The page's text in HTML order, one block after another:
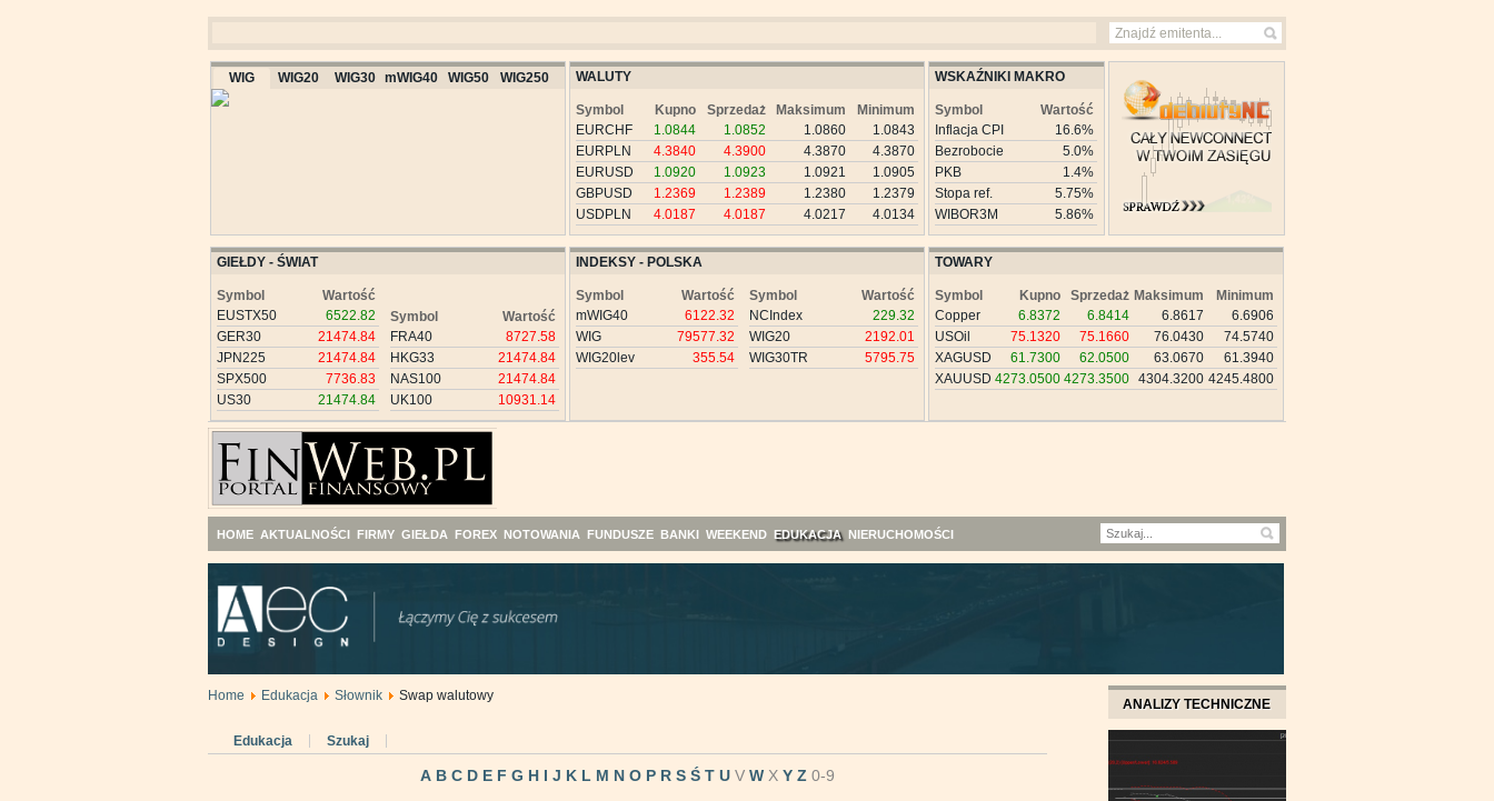
WIG WIG20 WIG30 mWIG40 WIG50 WIG250 WALUTY
Symbol Kupno Sprzedaż Maksimum
Minimum
EURCHF
1.0844 1.0852 1.0860
1.0843
EURPLN
4.3840 4.3900 4.3870
4.3870
EURUSD
1.0920 1.0923 1.0921
1.0905
GBPUSD
1.2369 1.2389 1.2380
1.2379
USDPLN
4.0187 4.0187 4.0217 4.0134
WSKAŹNIKI MAKRO
Symbol
Wartość
Inflacja CPI
16.6%
Bezrobocie
5.0%
PKB
1.4%
Stopa ref.
5.75%
WIBOR3M
5.86%
GIEŁDY - ŚWIAT
Symbol
Wartość
EUSTX50
6522.82
GER30
21474.84
JPN225
21474.84
SPX500
7736.83
US30
21474.84
Symbol
Wartość
FRA40
8727.58
HKG33
21474.84
NAS100
21474.84
UK100
10931.14
INDEKSY - POLSKA
Symbol
Wartość
mWIG40
6122.32
WIG
79577.32
WIG20lev
355.54
Symbol
Wartość
NCIndex
229.32
WIG20
2192.01
WIG30TR
5795.75
TOWARY
Symbol Kupno Sprzedaż Maksimum
Minimum
Copper
6.8372 6.8414 6.8617
6.6906
USOil
75.1320 75.1660 76.0430
74.5740
XAGUSD
61.7300 62.0500 63.0670
61.3940
XAUUSD 4273.0500 4273.3500 4304.3200 4245.4800
HOME AKTUALNOŚCI FIRMY GIEŁDA FOREX NOTOWANIA FUNDUSZE BANKI WEEKEND EDUKACJA NIERUCHOMOŚCI
Home Edukacja Słownik Swap walutowy
Edukacja Szukaj
A B C D E F G H I J K L M N O P R S Ś T U V W X Y Z 0-9
ANALIZY TECHNICZNE